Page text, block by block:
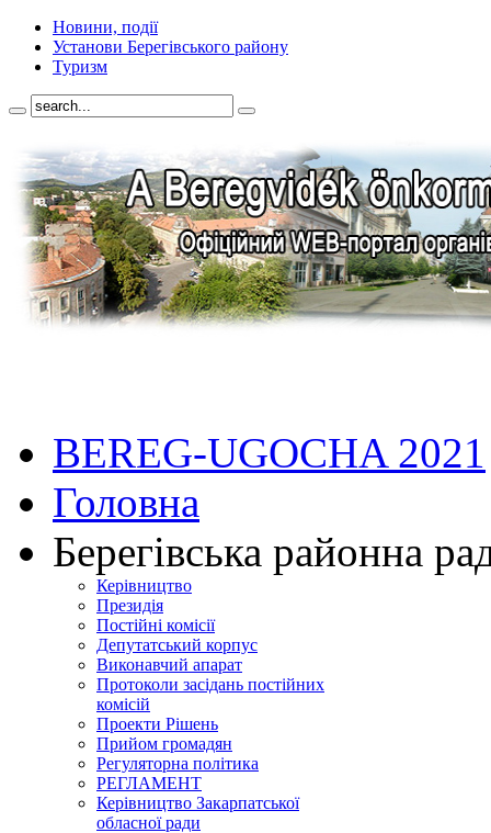
Новини, події
Установи Берегівського району
Туризм
BEREG-UGOCHA 2021
Головна
Берегівська районна
Керівництво
Президія
Постійні комісії
Депутатський корпус
Виконавчий апарат
Протоколи засідань постійних
комісій
Проекти Рішень
Прийом громадян
Регуляторна політика
РЕГЛАМЕНТ
Керівництво Закарпатської
обласної ради